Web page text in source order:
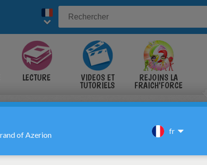
LECTURE VIDÉOS ET
TUTORIELS
REJOINS LA
FRAICH'FORCE